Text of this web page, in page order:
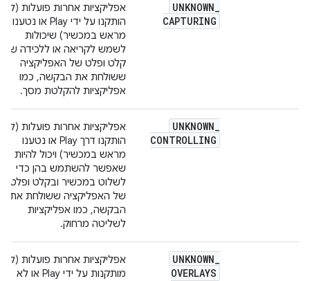
UNKNOWN_
CAPTURING
אפליקציות אחרות פועלות (לא
הותקנו על ידי Play או נטענו
מראש במכשיר) שיכולות
לשמש לקריאה או ללכידה של
קלט ופלט של האפליקציה
ששולחת את הבקשה, כמו
אפליקציות להקלטת מסך.
UNKNOWN_
CONTROLLING
אפליקציות אחרות פועלות (לא
הותקנו דרך Play או נטענו
מראש במכשיר) ויכול להיות
שאפשר להשתמש בהן כדי
לשלוט במכשיר ובקלט ופלט
של האפליקציה ששולחת את
הבקשה, כמו אפליקציות
לשליטה מרחוק.
UNKNOWN_
OVERLAYS
אפליקציות אחרות פועלות (לא
מותקנות על ידי Play או לא